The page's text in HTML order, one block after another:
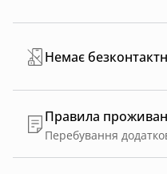
Немає
Правила